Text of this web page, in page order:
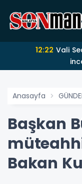
12:22
Anasayfa
Başkan
Bakan